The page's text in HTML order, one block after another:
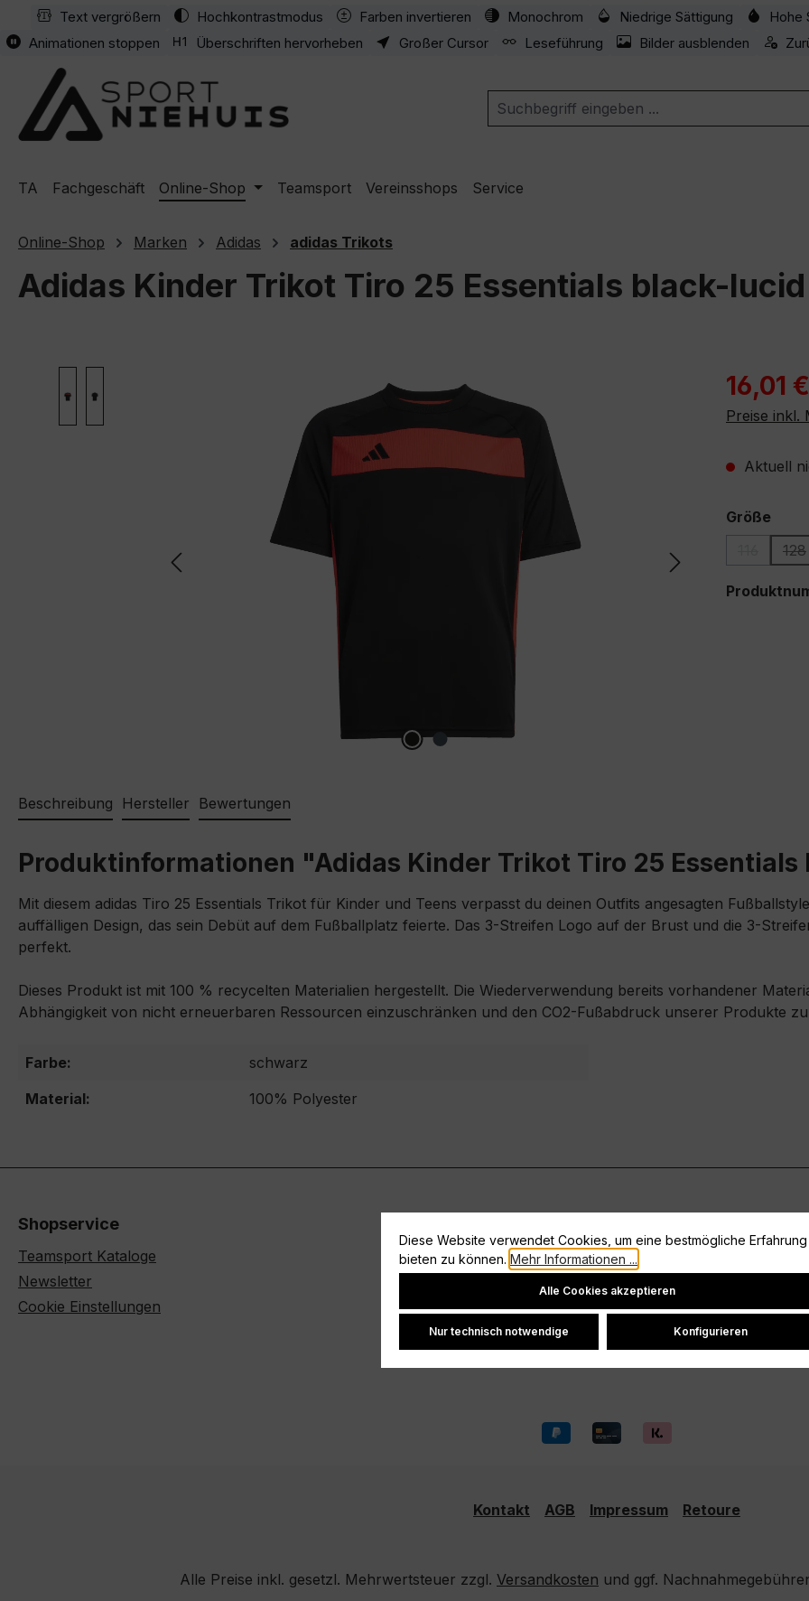
Hauptinhalt springen
Zur Suche springen
Zur Hauptnavigation springen
Text vergrößern Hochkontrastmodus Farben invertieren Monochrom Niedrige Sättigung Hohe
Animationen stoppen
Überschriften hervorheben Großer Cursor Leseführung Bilder ausblenden
TA Fachgeschäft Online-Shop Teamsport Vereinsshops Service
Online-Shop Marken Adidas adidas Trikots
Adidas Kinder Trikot Tiro 25 Essentials black-
16,01 €
Preise inkl.
Aktuell
Größe
(Diese
128
Beschreibung Hersteller Bewertungen
Produktinformationen "Adidas Kinder Trikot Tiro 25
Mit diesem adidas Tiro 25 Essentials Trikot für Kinder und Teens verpasst du deinen Outfits angesagten
auffälligen Design, das sein Debüt auf dem Fußballplatz feierte. Das 3-Streifen Logo auf der Brust und die 3-
perfekt.
Dieses Produkt ist mit 100 % recycelten Materialien hergestellt. Die Wiederverwendung bereits vorhandener
Abhängigkeit von nicht erneuerbaren Ressourcen einzuschränken und den CO2-Fußabdruck unserer Produkte
Farbe:
schwarz
Material:
100% Polyester
Shopservice
Teamsport Kataloge
Newsletter
Cookie Einstellungen
Vertrag widerrufen
Widerrufsrecht
Versand und Zahlung
Kontakt AGB Impressum Retoure
Alle Preise inkl. gesetzl. Mehrwertsteuer zzgl. Versandkosten und ggf.
Diese Website verwendet Cookies, um eine bestmögliche Erfahrung
bieten zu können. Mehr Informationen ...
Cookie-Einstellungen
Alle Cookies akzeptieren
Nur technisch notwendige Konfigurieren